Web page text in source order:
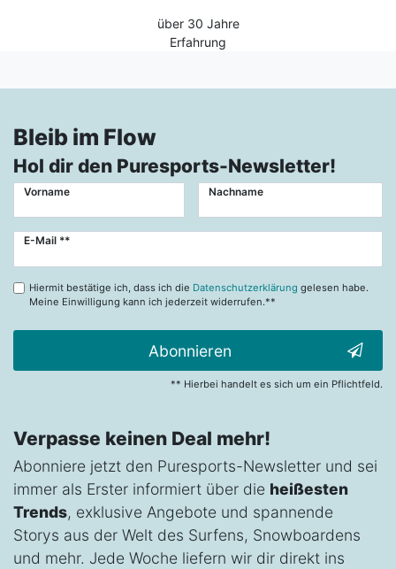
über 30 Jahre
Erfahrung
Bleib im Flow
Hol dir den Puresports-Newsletter!
Vorname Nachname
E-Mail **
Newsletter
Hiermit bestätige ich, dass ich die Datenschutzerklärung gelesen habe.
Meine Einwilligung kann ich jederzeit widerrufen.**
Abonnieren
** Hierbei handelt es sich um ein Pflichtfeld.
Verpasse keinen Deal mehr!
Abonniere jetzt den Puresports-Newsletter und sei
immer als Erster informiert über die heißesten
Trends, exklusive Angebote und spannende
Storys aus der Welt des Surfens, Snowboardens
und mehr. Jede Woche liefern wir dir direkt ins